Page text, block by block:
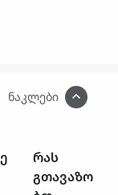
ნაკლები
რას
გთავაზო